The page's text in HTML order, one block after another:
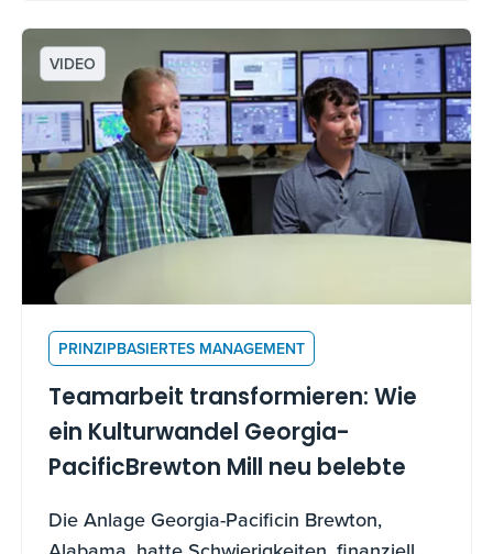
VIDEO
PRINZIPBASIERTES MANAGEMENT
Teamarbeit transformieren: Wie
ein Kulturwandel Georgia-
PacificBrewton Mill neu belebte
Die Anlage Georgia-Pacificin Brewton,